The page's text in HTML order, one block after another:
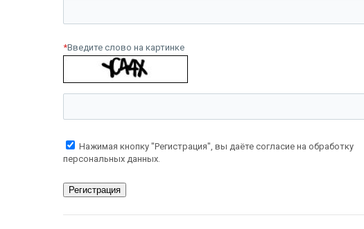
*Введите слово на картинке
Нажимая кнопку "Регистрация", вы даёте согласие на обработку
персональных данных.